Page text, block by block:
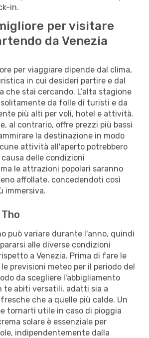
in.
per visitare
da Venezia
per viaggiare dipende dal clima,
in cui desideri partire e dal
che stai cercando. L’alta stagione
da folle di turisti e da
più alti per voli, hotel e attività.
al contrario, offre prezzi più bassi
la destinazione in modo
attività all'aperto potrebbero
delle condizioni
le attrazioni popolari saranno
affollate, concedendoti così
immersiva.
può variare durante l'anno, quindi
alle diverse condizioni
a Venezia. Prima di fare le
previsioni meteo per il periodo del
da scegliere l'abbigliamento
te abiti versatili, adatti sia a
che a quelle più calde. Un
tornarti utile in caso di pioggia
solare è essenziale per
indipendentemente dalla